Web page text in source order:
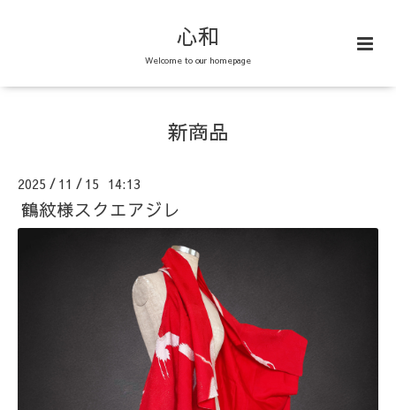
心和
Welcome to our homepage
新商品
2025 / 11 / 15 14:13
鶴紋様スクエアジレ